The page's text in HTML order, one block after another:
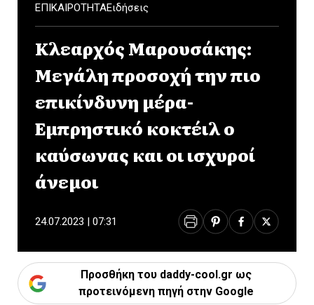
ΕΠΙΚΑΙΡΟΤΗΤΑΕιδήσεις
Κλεαρχός Μαρουσάκης:
Μεγάλη προσοχή την πιο
επικίνδυνη μέρα-
Εμπρηστικό κοκτέιλ ο
καύσωνας και οι ισχυροί
άνεμοι
24.07.2023 | 07:31
Προσθήκη του daddy-cool.gr ως
προτεινόμενη πηγή στην Google